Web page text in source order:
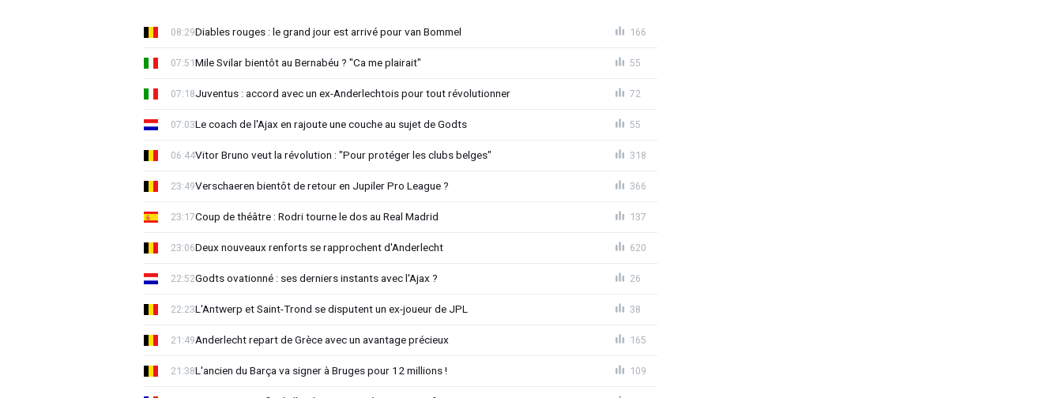
Diables rouges : le grand jour est arrivé pour van Bommel
08:29 166
Mile Svilar bientôt au Bernabéu ? "Ca me plairait"
07:51 55
Juventus : accord avec un ex-Anderlechtois pour tout révolutionner
07:18 72
Le coach de l'Ajax en rajoute une couche au sujet de Godts
07:03 55
Vitor Bruno veut la révolution : "Pour protéger les clubs belges"
06:44 318
Verschaeren bientôt de retour en Jupiler Pro League ?
23:49 366
Coup de théâtre : Rodri tourne le dos au Real Madrid
23:17 137
Deux nouveaux renforts se rapprochent d'Anderlecht
23:06 620
Godts ovationné : ses derniers instants avec l'Ajax ?
22:52 26
L'Antwerp et Saint-Trond se disputent un ex-joueur de JPL
22:23 38
Anderlecht repart de Grèce avec un avantage précieux
21:49 165
L'ancien du Barça va signer à Bruges pour 12 millions !
21:38 109